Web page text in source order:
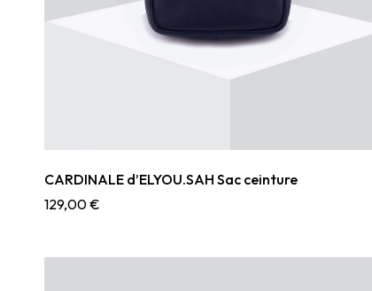
CARDINALE d’ELYOU.SAH Sac ceinture
129,00€